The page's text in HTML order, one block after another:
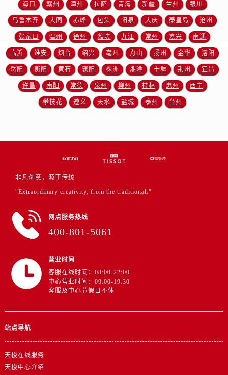
江西省吉安市吉州区井冈山大道售后服务中心（需提前预约）
江西省景德镇市珠山区珠山中路售后服务中心（需提前预约）
江西省九江市浔阳区浔阳路售后服务中心（需提前预约）
江西省南昌市红谷滩新区红谷中大道998号绿地双子塔（中央广场）A1座办公楼14层1407室售后服务中心（需提前预约）
江西省萍乡市安源区萍安北大道与康庄路交叉口售后服务中心（需提前预约）
江西省上饶市信州区滨江西路售后服务中心（需提前预约）
江西省新余市渝水区北湖西路售后服务中心（需提前预约）
海口 赣州 漳州 拉萨 青海 新疆 兰州 银川
乌鲁木齐 大同 赤峰 包头 阳泉 大庆 秦皇岛 沧州
张家口 温州 徐州 潍坊 九江 常州 嘉兴 南通
临沂 淮安 烟台 绍兴 亳州 舟山 扬州 金华 洛阳
岳阳 衡阳 黄石 襄阳 株洲 湘潭 十堰 荆州 宜昌
许昌 南阳 常德 泉州 柳州 桂林 惠州 西宁
攀枝花 遵义 天水 盐城 泰州 台州
非凡创意，源于传统
"Extraordinary creativity, from the traditional.”
网点服务热线
400-801-5061
营业时间
客服在线时间：08:00-22:00
中心营业时间：09:00-19:30
客服及中心节假日不休
站点导航
天梭在线服务
天梭中心介绍